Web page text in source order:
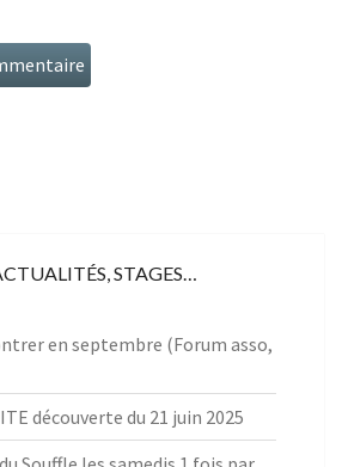
STAGES…
en septembre (Forum asso,
découverte du 21 juin 2025